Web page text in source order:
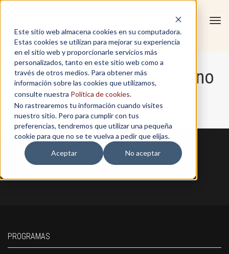
Este sitio web almacena cookies en su computadora.
Estas cookies se utilizan para mejorar su experiencia
en el sitio web y proporcionarle servicios más
personalizados, tanto en este sitio web como a
través de otros medios. Para obtener más
información sobre las cookies que utilizamos,
consulte nuestra Política de cookies.
No rastrearemos tu información cuando visites
nuestro sitio. Pero para cumplir con tus
preferencias, tendremos que utilizar una pequeña
cookie para que no se te vuelva a pedir que elijas.
Aceptar
No aceptar
Eduardo Veintimilla Lozano
Home / Eduardo Veintimilla Lozano
PROGRAMAS